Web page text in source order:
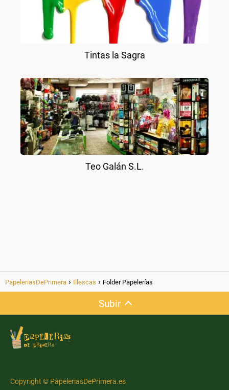
Tintas la Sagra
Teo Galán S.L.
PapeleriasDePrimera Illescas Folder Papelerías
Subir
Copyright © PapeleriasDePrimera.es